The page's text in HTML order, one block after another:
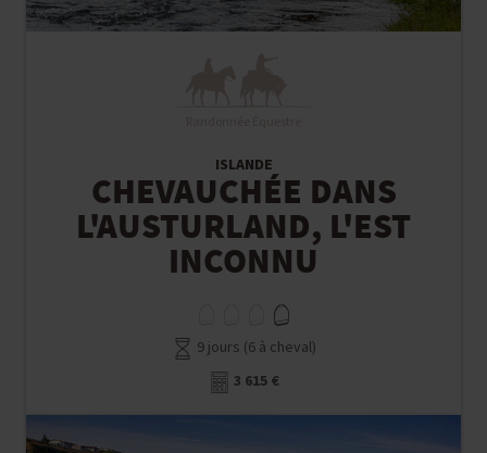
ISLANDE
CHEVAUCHÉE DANS
L'AUSTURLAND, L'EST
INCONNU
9 jours (6 à cheval)
3 615 €